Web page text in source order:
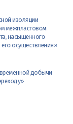
изоляции
межпластовом
насыщенного
осуществления»
добычи